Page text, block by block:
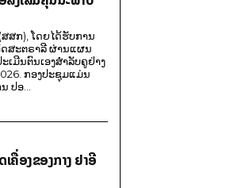
ສກ), ໂດຍໄດ້ຮັບການ
ສະຕຣາລີ ຜ່ານແຜນ
ເມີນຕົນເອງສຳລັບຄູຢ່າງ
ກອງປະຊຸມແມ່ນ
ປອ...
ຄື່ອງຂອງກາງ ຢາອີ